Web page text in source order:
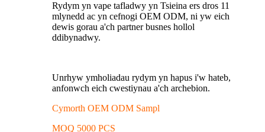
Rydym yn vape tafladwy yn Tsieina ers dros 11
mlynedd ac yn cefnogi OEM ODM, ni yw eich
dewis gorau a'ch partner busnes hollol
ddibynadwy.
Unrhyw ymholiadau rydym yn hapus i'w hateb,
anfonwch eich cwestiynau a'ch archebion.
Cymorth OEM ODM Sampl
MOQ 5000 PCS